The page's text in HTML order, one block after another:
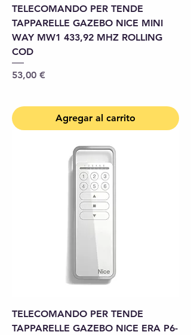
TELECOMANDO PER TENDE
TAPPARELLE GAZEBO NICE MINI
WAY MW1 433,92 MHZ ROLLING
COD
Precio
53,00 €
Agregar al carrito
TELECOMANDO PER TENDE
TAPPARELLE GAZEBO NICE ERA P6-